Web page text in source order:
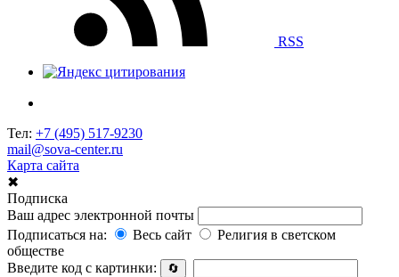
RSS
Тел: +7 (495) 517-9230
mail@sova-center.ru
Карта сайта
✖
Подписка
Ваш адрес электронной почты
Подписаться на:
Весь сайт
Религия в светском
обществе
Введите код с картинки:
🔄